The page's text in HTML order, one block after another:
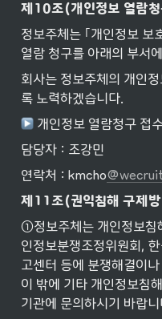
제10조(개인정보 열람
정보주체는 ｢개인정보 보
열람 청구를 아래의 부서
회사는 정보주체의 개인
록 노력하겠습니다.
개인정보 열람청구 접
담당자 : 조강민
연락처 : kmcho
제11조(권익침해 구제
①정보주체는 개인정보침
인정보분쟁조정위원회,
고센터 등에 분쟁해결이
이 밖에 기타 개인정보침
기관에 문의하시기 바랍니